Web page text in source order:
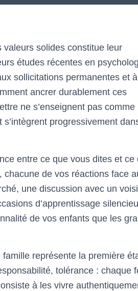
solides constitue leur
études récentes en
sollicitations permanentes et
ancrer durablement ces
ne s’enseignent pas comme
progressivement
entre ce que vous dites et ce
de vos réactions face
une discussion avec un
d’apprentissage
de vos enfants que les
représente la première
tolérance : chaque
à les vivre